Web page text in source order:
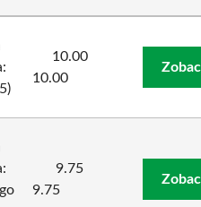
10.00
10.00
9.75
9.75